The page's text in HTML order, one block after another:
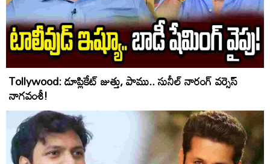
Tollywood: డూప్లికేట్ జుత్తు, పాము.. సునీల్ నారంగ్ వర్సెస్
నాగవంశీ!